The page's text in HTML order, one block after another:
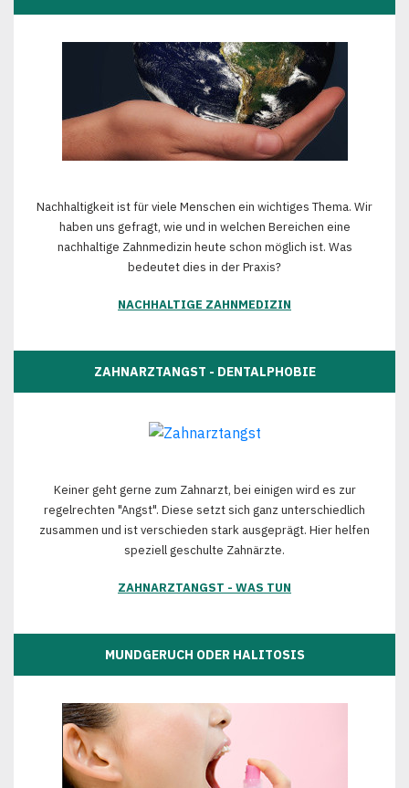
Nachhaltigkeit ist für viele Menschen ein wichtiges Thema. Wir
haben uns gefragt, wie und in welchen Bereichen eine
nachhaltige Zahnmedizin heute schon möglich ist. Was
bedeutet dies in der Praxis?
NACHHALTIGE ZAHNMEDIZIN
ZAHNARZTANGST - DENTALPHOBIE
Keiner geht gerne zum Zahnarzt, bei einigen wird es zur
regelrechten "Angst". Diese setzt sich ganz unterschiedlich
zusammen und ist verschieden stark ausgeprägt. Hier helfen
speziell geschulte Zahnärzte.
ZAHNARZTANGST - WAS TUN
MUNDGERUCH ODER HALITOSIS